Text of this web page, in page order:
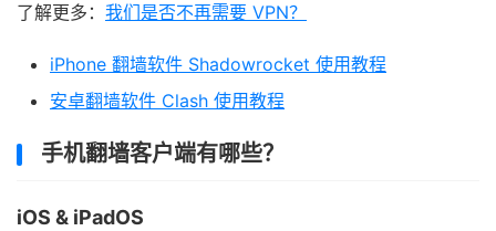
了解更多： 我们是否不再需要 VPN？
iPhone 翻墙软件 Shadowrocket 使用教程
安卓翻墙软件 Clash 使用教程
手机翻墙客户端有哪些？
iOS & iPadOS